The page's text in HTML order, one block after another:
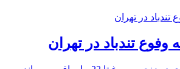
تندباد در تهران